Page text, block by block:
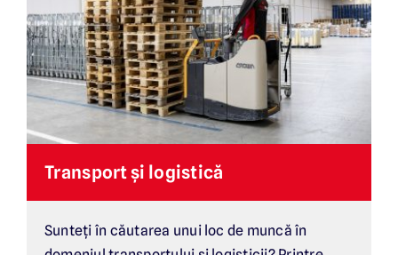
Transport și logistică
Sunteți în căutarea unui loc de muncă în